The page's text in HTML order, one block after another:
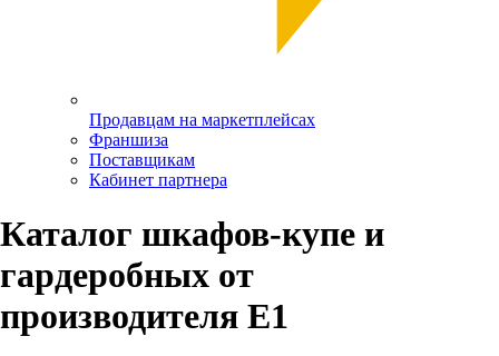
Продавцам на маркетплейсах
Франшиза
Поставщикам
Кабинет партнера
Каталог шкафов-купе и
гардеробных от
производителя Е1